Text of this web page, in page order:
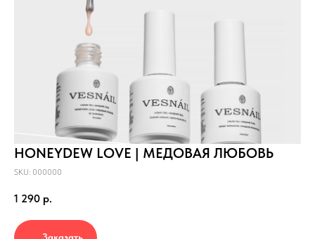
HONEYDEW LOVE | МЕДОВАЯ ЛЮБОВЬ
SKU: 000000
1 290 р.